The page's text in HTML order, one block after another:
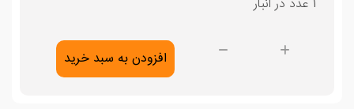
افزودن به سبد خرید